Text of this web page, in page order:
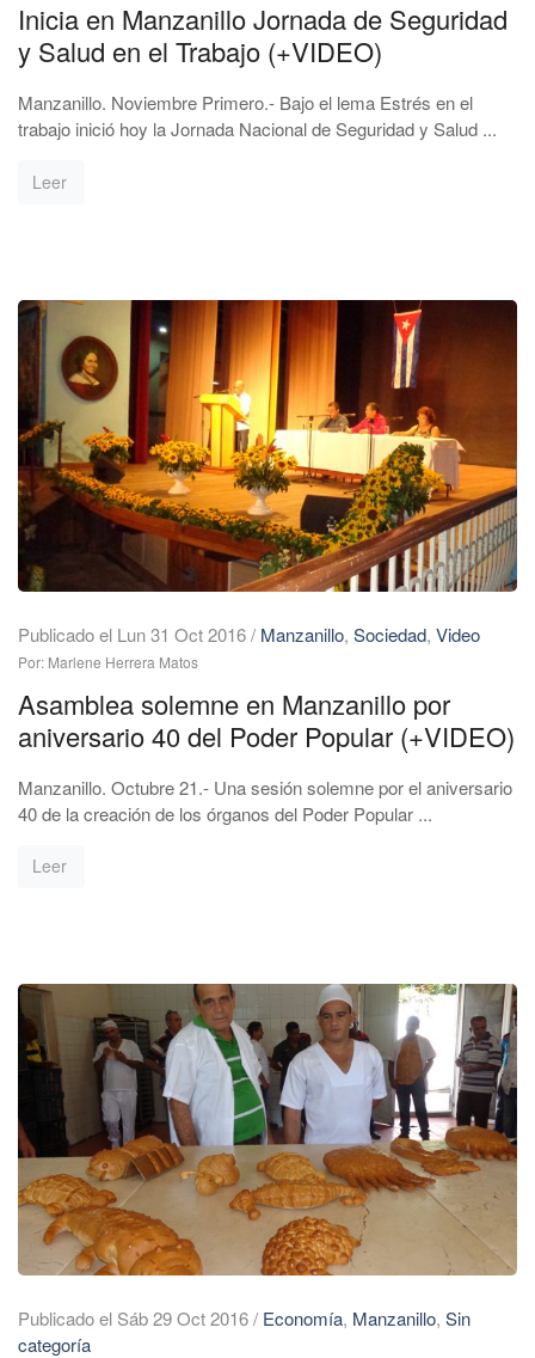
Inicia en Manzanillo Jornada de Seguridad
y Salud en el Trabajo (+VIDEO)
Manzanillo. Noviembre Primero.- Bajo el lema Estrés en el
trabajo inició hoy la Jornada Nacional de Seguridad y Salud ...
Leer
Publicado el Lun 31 Oct 2016/ Manzanillo, Sociedad, Video
Por: Marlene Herrera Matos
Asamblea solemne en Manzanillo por
aniversario 40 del Poder Popular (+VIDEO)
Manzanillo. Octubre 21.- Una sesión solemne por el aniversario
40 de la creación de los órganos del Poder Popular ...
Leer
Publicado el Sáb 29 Oct 2016/ Economía, Manzanillo, Sin
categoría